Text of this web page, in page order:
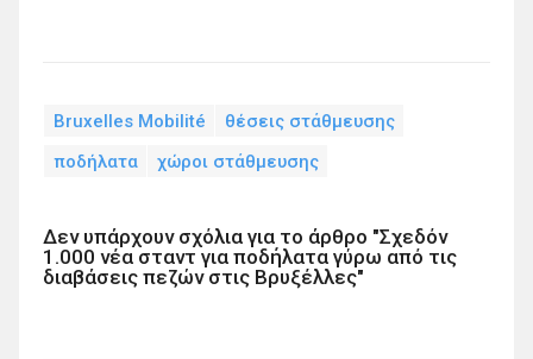
Bruxelles Mobilité
θέσεις στάθμευσης
ποδήλατα
χώροι στάθμευσης
Δεν υπάρχουν σχόλια για το άρθρο "Σχεδόν
1.000 νέα σταντ για ποδήλατα γύρω από τις
διαβάσεις πεζών στις Βρυξέλλες"